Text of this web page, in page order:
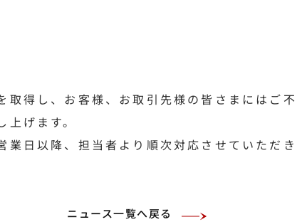
取得し、お客様、お取引先様の皆さまにはご
げます。
業日以降、担当者より順次対応させていただ
ニュース一覧へ戻る